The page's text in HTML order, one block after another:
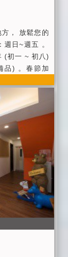
， 放鬆您的
日~週五 。
(初一 ~ 初八)
品) 。春節加
。提供精緻
先告知。 。
日中午11:0
便登記。 。
。為維護住宿
請見諒。 。
不負責。 。
退費或保留
期住宿：如遇
在地政府發佈
保留訂金三